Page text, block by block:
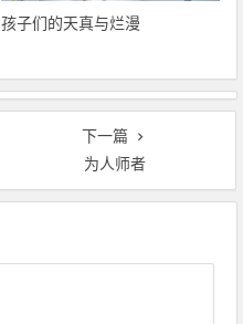
孩子们的天真与烂漫
下一篇
为人师者